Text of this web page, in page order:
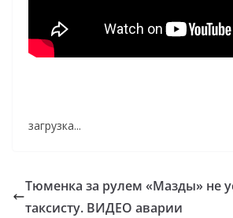
загрузка...
Тюменка за рулем «Мазды» не
таксисту. ВИДЕО аварии